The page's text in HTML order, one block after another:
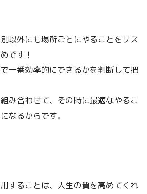
以外にも場所ごとにやることをリス
です！
一番効率的にできるかを判断して把
み合わせて、その時に最適なやるこ
なるからです。
することは、人生の質を高めてくれ